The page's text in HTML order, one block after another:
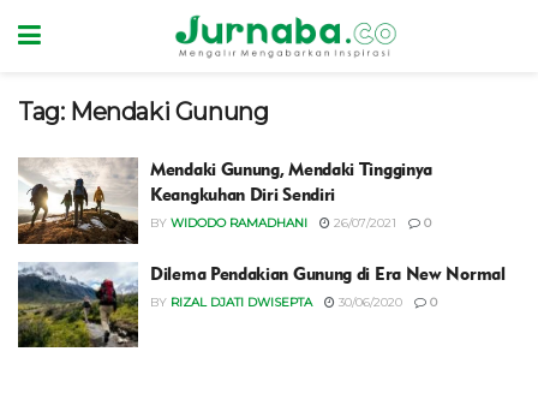
Tag: Mendaki Gunung
Mendaki Gunung, Mendaki Tingginya
Keangkuhan Diri Sendiri
BY WIDODO RAMADHANI 26/07/2021 0
Dilema Pendakian Gunung di Era New Normal
BY RIZAL DJATI DWISEPTA 30/06/2020 0